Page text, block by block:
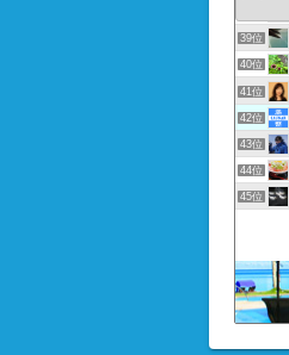
39位
40位
41位
42位
43位
44位
45位
48位
49位